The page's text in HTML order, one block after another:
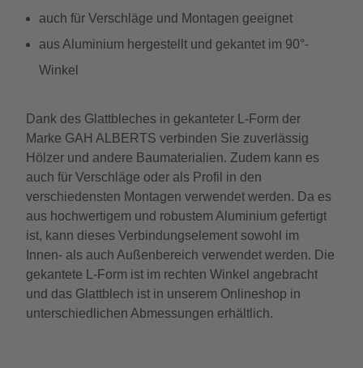
auch für Verschläge und Montagen geeignet
aus Aluminium hergestellt und gekantet im 90°-
Winkel
Dank des Glattbleches in gekanteter L-Form der
Marke GAH ALBERTS verbinden Sie zuverlässig
Hölzer und andere Baumaterialien. Zudem kann es
auch für Verschläge oder als Profil in den
verschiedensten Montagen verwendet werden. Da es
aus hochwertigem und robustem Aluminium gefertigt
ist, kann dieses Verbindungselement sowohl im
Innen- als auch Außenbereich verwendet werden. Die
gekantete L-Form ist im rechten Winkel angebracht
und das Glattblech ist in unserem Onlineshop in
unterschiedlichen Abmessungen erhältlich.